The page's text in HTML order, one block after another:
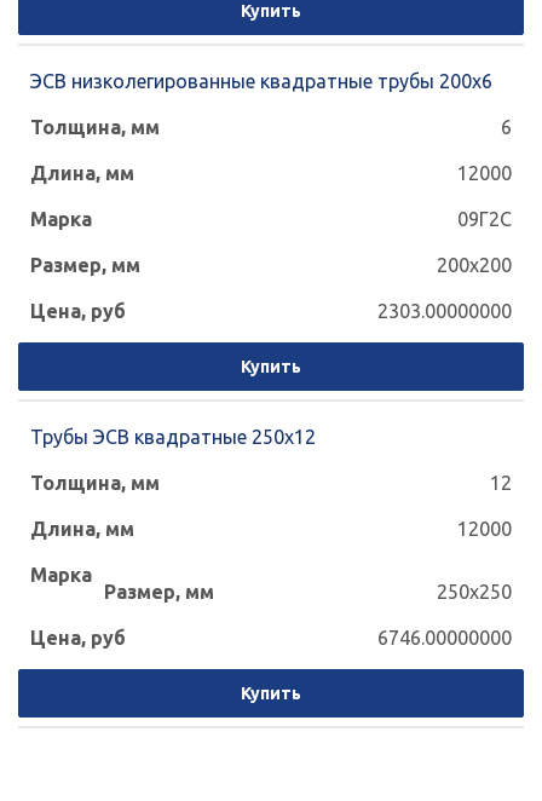
Купить
ЭСВ низколегированные квадратные трубы 200x6
6
12000
09Г2С
200x200
2303.00000000
Купить
Трубы ЭСВ квадратные 250х12
12
12000
250x250
6746.00000000
Купить